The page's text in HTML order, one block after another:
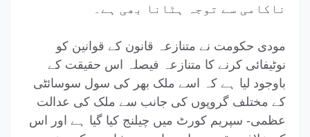
ناکامی سے توجہ ہٹانا بھی ہے۔
مودی حکومت نے متنازعہ قانون کے قوانین کو
نوٹیفائی کرنے کا متنازعہ فیصلہ اس حقیقت کے
باوجود لیا ہے کہ اسے ملک بھر کی سول سوسائٹی
کے مختلف گروپوں کی جانب سے ملک کی عدالت
عظمی- سپریم کورٹ میں چیلنج کیا گیا ہے اور اس